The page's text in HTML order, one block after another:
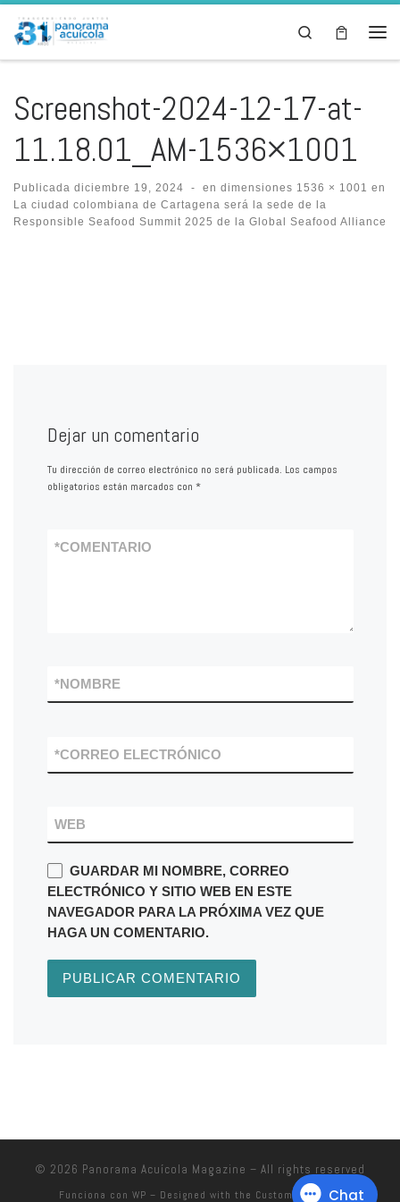
Skip to content
Search
Screenshot-2024-12-17-at-
11.18.01_AM-1536×1001
Publicada diciembre 19, 2024 - en dimensiones 1536 × 1001 en
La ciudad colombiana de Cartagena será la sede de la
Responsible Seafood Summit 2025 de la Global Seafood Alliance
Dejar un comentario
Tu dirección de correo electrónico no será publicada. Los campos
obligatorios están marcados con *
COMENTARIO
*
NOMBRE
*
CORREO ELECTRÓNICO
*
WEB
GUARDAR MI NOMBRE, CORREO
ELECTRÓNICO Y SITIO WEB EN ESTE
NAVEGADOR PARA LA PRÓXIMA VEZ QUE
HAGA UN COMENTARIO.
© 2026 Panorama Acuícola Magazine – All rights reserved
Funciona con WP – Designed with the Customizr theme